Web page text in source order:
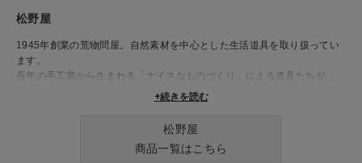
松野屋
1945年創業の荒物問屋。自然素材を中心とした生活道具を取り扱ってい
ます。
長年の手工業から生まれる「ナイスなものづくり」による道具たちが、
+続きを読む
松野屋
商品一覧はこちら